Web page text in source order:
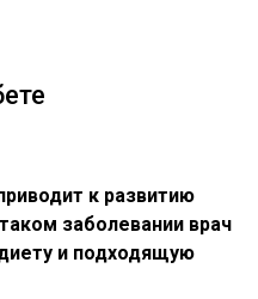
к развитию
заболевании врач
и подходящую